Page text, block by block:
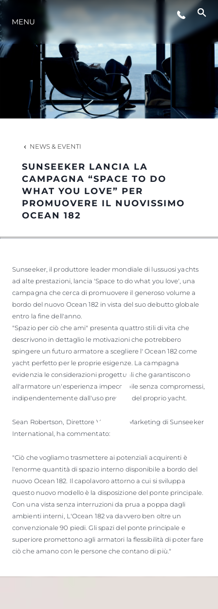
LIFESTYLE
INNOVAZIONE
L'AZIENDA
HERITAGE
VALUTA LA TUA IMBARCAZIONE
MENU
NEWS & EVENTI
SUNSEEKER LANCIA LA
CAMPAGNA “SPACE TO DO
WHAT YOU LOVE” PER
PROMUOVERE IL NUOVISSIMO
OCEAN 182
Sunseeker, il produttore leader mondiale di lussuosi yachts
ad alte prestazioni, lancia 'Space to do what you love', una
campagna che cerca di promuovere il generoso volume a
bordo del nuovo Ocean 182 in vista del suo debutto globale
entro la fine dell'anno.
"Spazio per ciò che ami" presenta quattro stili di vita che
descrivono in dettaglio le motivazioni che potrebbero
spingere un futuro armatore a scegliere l' Ocean 182 come
yacht perfetto per le proprie esigenze. La campagna
evidenzia le considerazioni progettuali che garantiscono
all'armatore un'esperienza impeccabile senza compromessi,
indipendentemente dall'uso previsto del proprio yacht.
Sean Robertson, Direttore Vendite e Marketing di Sunseeker
International, ha commentato:
"Ciò che vogliamo trasmettere ai potenziali acquirenti è
l'enorme quantità di spazio interno disponibile a bordo del
nuovo Ocean 182. Il capolavoro attorno a cui si sviluppa
questo nuovo modello è la disposizione del ponte principale.
Con una vista senza interruzioni da prua a poppa dagli
ambienti interni, L'Ocean 182 va davvero ben oltre un
convenzionale 90 piedi. Gli spazi del ponte principale e
superiore promettono agli armatori la flessibilità di poter fare
ciò che amano con le persone che contano di più."